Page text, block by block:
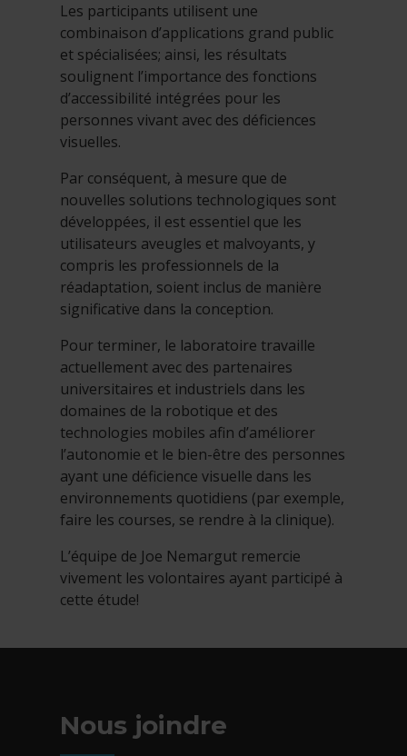
Les participants utilisent une
combinaison d’applications grand public
et spécialisées; ainsi, les résultats
soulignent l’importance des fonctions
d’accessibilité intégrées pour les
personnes vivant avec des déficiences
visuelles.
Par conséquent, à mesure que de
nouvelles solutions technologiques sont
développées, il est essentiel que les
utilisateurs aveugles et malvoyants, y
compris les professionnels de la
réadaptation, soient inclus de manière
significative dans la conception.
Pour terminer, le laboratoire travaille
actuellement avec des partenaires
universitaires et industriels dans les
domaines de la robotique et des
technologies mobiles afin d’améliorer
l’autonomie et le bien-être des personnes
ayant une déficience visuelle dans les
environnements quotidiens (par exemple,
faire les courses, se rendre à la clinique).
L’équipe de Joe Nemargut remercie
vivement les volontaires ayant participé à
cette étude!
Nous joindre